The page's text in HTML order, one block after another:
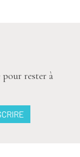
rester à